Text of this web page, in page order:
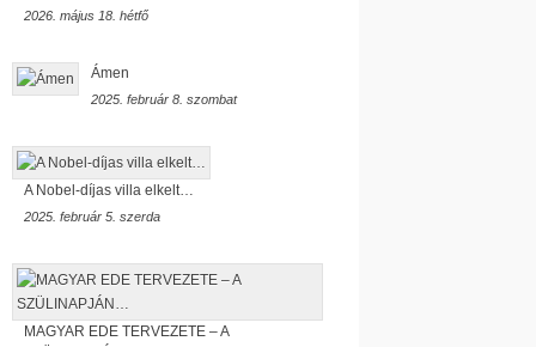
2026. május 18. hétfő
Ámen
2025. február 8. szombat
A Nobel-díjas villa elkelt…
2025. február 5. szerda
MAGYAR EDE TERVEZETE – A